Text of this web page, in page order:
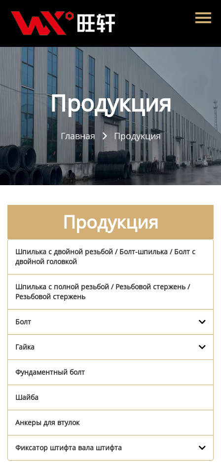
Главная
Продукция
Новости
О нас
Контакты Продукция
Главная  Продукция
Продукция
Шпилька с двойной резьбой / Болт-шпилька / Болт с
двойной головкой
Шпилька с полной резьбой / Резьбовой стержень /
Резьбовой стержень
Болт
Гайка
Фундаментный болт
Шайба
Анкеры для втулок
Фиксатор штифта вала штифта